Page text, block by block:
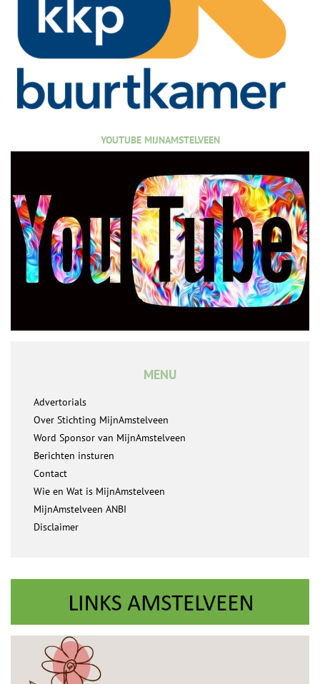
YOUTUBE MIJNAMSTELVEEN
MENU
Advertorials
Over Stichting MijnAmstelveen
Word Sponsor van MijnAmstelveen
Berichten insturen
Contact
Wie en Wat is MijnAmstelveen
MijnAmstelveen ANBI
Disclaimer